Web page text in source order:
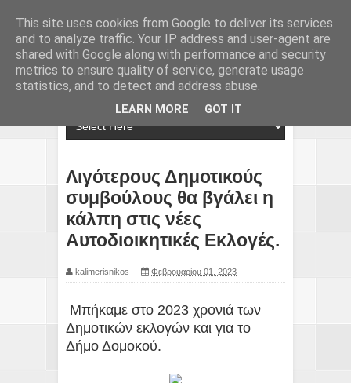
Λιγότερους Δημοτικούς
συμβούλους θα βγάλει η
κάλπη στις νέες
Αυτοδιοικητικές Εκλογές.
kalimerisnikos Φεβρουαρίου 01, 2023
Μπήκαμε στο 2023 χρονιά των
Δημοτικών εκλογών και για το
Δήμο Δομοκού.
This site uses cookies from Google to deliver its services
and to analyze traffic. Your IP address and user-agent are
shared with Google along with performance and security
metrics to ensure quality of service, generate usage
statistics, and to detect and address abuse.
LEARN MORE GOT IT